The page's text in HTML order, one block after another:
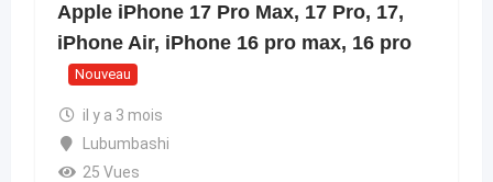
Apple iPhone 17 Pro Max, 17 Pro, 17,
iPhone Air, iPhone 16 pro max, 16 pro
Nouveau
il y a 3 mois
Lubumbashi
25 Vues